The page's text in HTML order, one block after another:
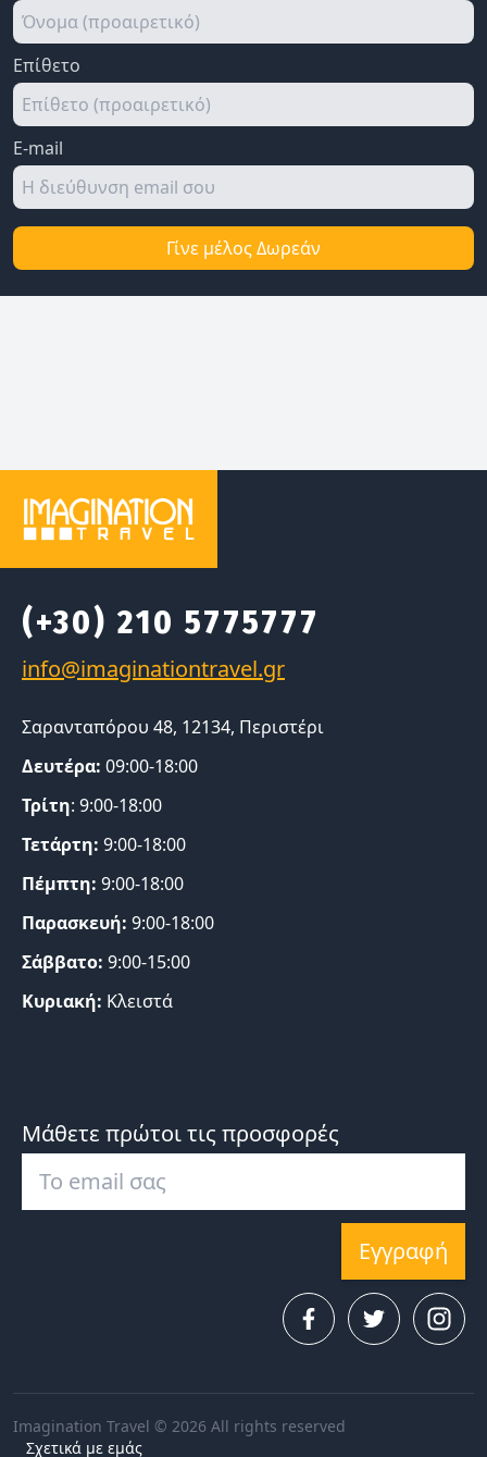
Επίθετο
E-mail
Γίνε μέλος Δωρεάν
(+30) 210 5775777
Σαρανταπόρου 48, 12134, Περιστέρι
Δευτέρα: 09:00-18:00
Τρίτη: 9:00-18:00
Τετάρτη: 9:00-18:00
Πέμπτη: 9:00-18:00
Παρασκευή: 9:00-18:00
Σάββατο: 9:00-15:00
Κυριακή: Κλειστά
Μάθετε πρώτοι τις προσφορές
Εγγραφή
Imagination Travel © 2026 All rights reserved
Σχετικά με εμάς